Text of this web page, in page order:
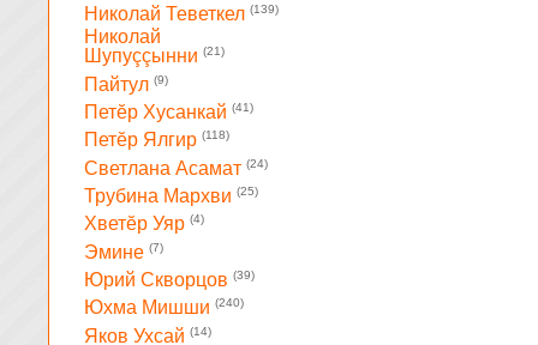
Николай Теветкел (139)
Николай
Шупуççынни (21)
Пайтул (9)
Петĕр Хусанкай (41)
Петĕр Ялгир (118)
Светлана Асамат (24)
Трубина Мархви (25)
Хветĕр Уяр (4)
Эмине (7)
Юрий Скворцов (39)
Юхма Мишши (240)
Яков Ухсай (14)